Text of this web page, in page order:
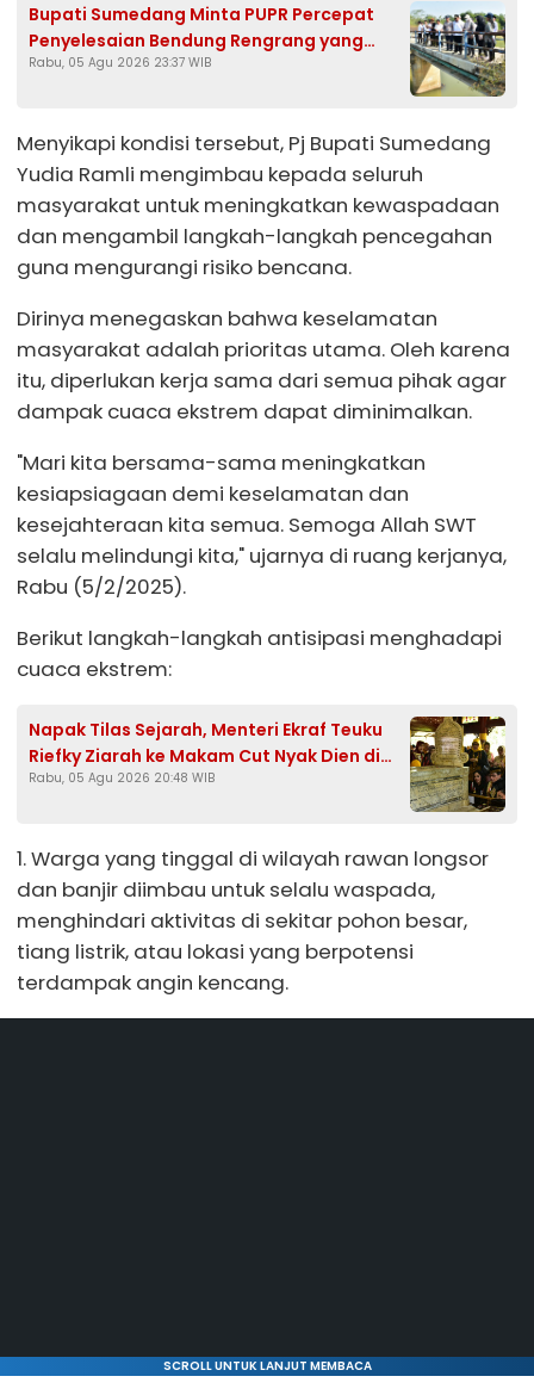
Bupati Sumedang Minta PUPR Percepat
Penyelesaian Bendung Rengrang yang
Belum Berfungsi Optimal
Rabu, 05 Agu 2026 23:37 WIB
Menyikapi kondisi tersebut, Pj Bupati Sumedang
Yudia Ramli mengimbau kepada seluruh
masyarakat untuk meningkatkan kewaspadaan
dan mengambil langkah-langkah pencegahan
guna mengurangi risiko bencana.
Dirinya menegaskan bahwa keselamatan
masyarakat adalah prioritas utama. Oleh karena
itu, diperlukan kerja sama dari semua pihak agar
dampak cuaca ekstrem dapat diminimalkan.
"Mari kita bersama-sama meningkatkan
kesiapsiagaan demi keselamatan dan
kesejahteraan kita semua. Semoga Allah SWT
selalu melindungi kita," ujarnya di ruang kerjanya,
Rabu (5/2/2025).
Berikut langkah-langkah antisipasi menghadapi
cuaca ekstrem:
Napak Tilas Sejarah, Menteri Ekraf Teuku
Riefky Ziarah ke Makam Cut Nyak Dien di
Sumedang
Rabu, 05 Agu 2026 20:48 WIB
1. Warga yang tinggal di wilayah rawan longsor
dan banjir diimbau untuk selalu waspada,
menghindari aktivitas di sekitar pohon besar,
tiang listrik, atau lokasi yang berpotensi
terdampak angin kencang.
SCROLL UNTUK LANJUT MEMBACA